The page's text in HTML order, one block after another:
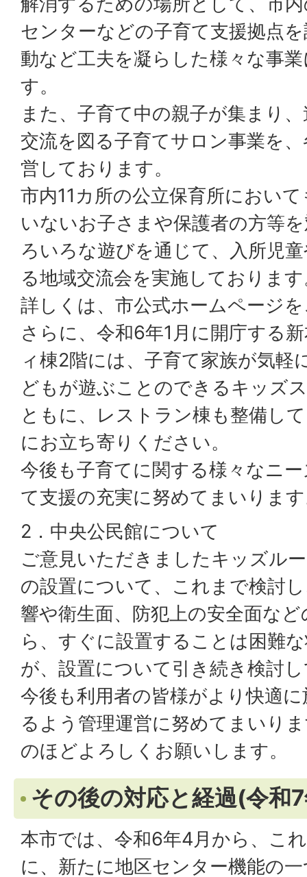
センターなどの子育て支援拠点
動など工夫を凝らした様々な事
す。
また、子育て中の親子が集まり
交流を図る子育てサロン事業を
営しております。
市内11カ所の公立保育所におい
いないお子さまや保護者の方等
ろいろな遊びを通じて、入所児
る地域交流会を実施しておりま
詳しくは、市公式ホームページ
さらに、令和6年1月に開庁する
ィ棟2階には、子育て家族が気軽
どもが遊ぶことのできるキッズ
ともに、レストラン棟も整備し
にお立ち寄りください。
今後も子育てに関する様々なニ
て支援の充実に努めてまいりま
2．中央公民館について
ご意見いただきましたキッズル
の設置について、これまで検討
響や衛生面、防犯上の安全面な
ら、すぐに設置することは困難
が、設置について引き続き検討
今後も利用者の皆様がより快適
るよう管理運営に努めてまいり
のほどよろしくお願いします。
その後の対応と経過(令和
本市では、令和6年4月から、こ
に、新たに地区センター機能の